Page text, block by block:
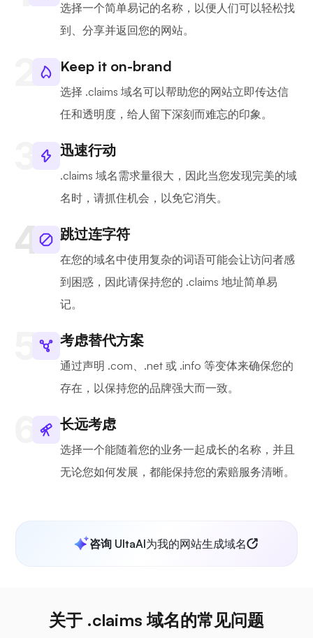
选择一个简单易记的名称，以便人们可以轻松找
到、分享并返回您的网站。
Keep it on-brand
选择 .claims 域名可以帮助您的网站立即传达信
任和透明度，给人留下深刻而难忘的印象。
迅速行动
.claims 域名需求量很大，因此当您发现完美的域
名时，请抓住机会，以免它消失。
跳过连字符
在您的域名中使用复杂的词语可能会让访问者感
到困惑，因此请保持您的 .claims 地址简单易
记。
考虑替代方案
通过声明 .com、.net 或 .info 等变体来确保您的
存在，以保持您的品牌强大而一致。
长远考虑
选择一个能随着您的业务一起成长的名称，并且
无论您如何发展，都能保持您的索赔服务清晰。
咨询 UltaAI为我的网站生成域名
关于 .claims 域名的常见问题